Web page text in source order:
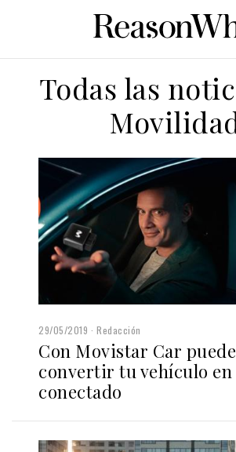
Todas las
29/05/2019 Redacción
Con Movistar Car
convertir tu vehículo en
conectado